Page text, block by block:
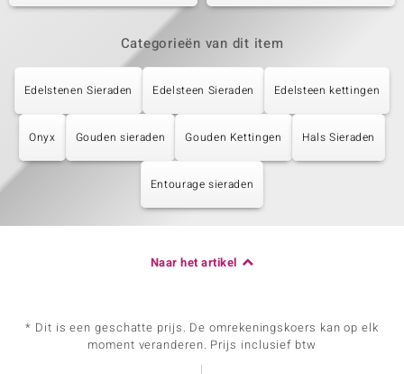
Categorieën van dit item
Edelstenen Sieraden Edelsteen Sieraden Edelsteen kettingen
Onyx Gouden sieraden Gouden Kettingen Hals Sieraden
Entourage sieraden
Naar het artikel
* Dit is een geschatte prijs. De omrekeningskoers kan op elk
moment veranderen. Prijs inclusief btw